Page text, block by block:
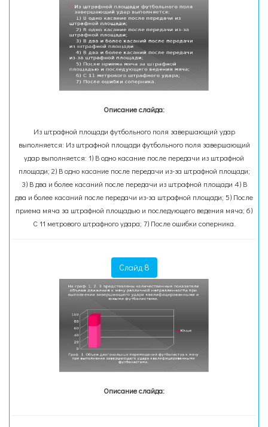
Описание слайда:
Из штрафной площади футбольного поля завершающий удар
выполняется: Из штрафной площади футбольного поля завершающий
удар выполняется: 1) В одно касание после передачи из штрафной
площади; 2) В одно касание после передачи из-за штрафной площади;
3) В два и более касаний после передачи из штрафной площади 4) В
два и более касаний после передачи из-за штрафной площади; 5) После
приема мяча за штрафной площадью и последующего ведения мяча; 6)
С 11 метрового штрафного удара; 7) После ошибки соперника.
Слайд 8
Описание слайда: